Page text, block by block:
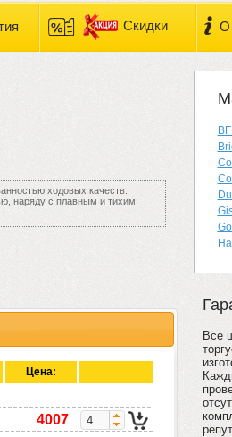
Скидки О
ходовых качеств.
наряду с плавным и тихим
Цена:
4007
Все